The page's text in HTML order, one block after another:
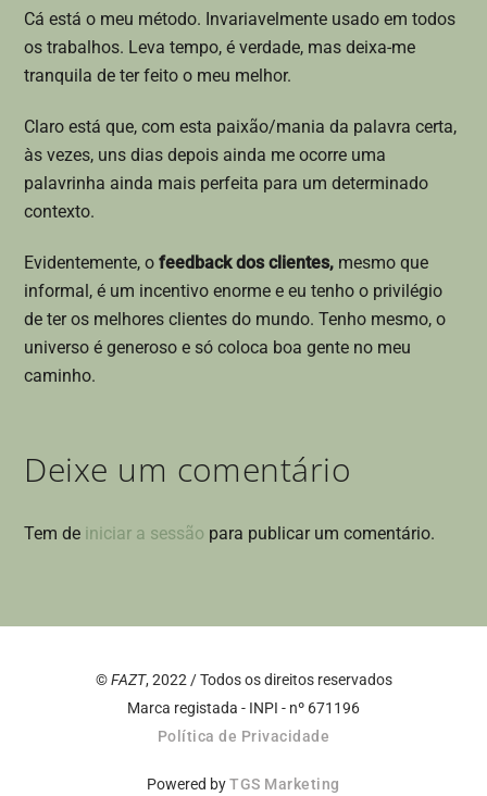
Cá está o meu método. Invariavelmente usado em todos
os trabalhos. Leva tempo, é verdade, mas deixa-me
tranquila de ter feito o meu melhor.
Claro está que, com esta paixão/mania da palavra certa,
às vezes, uns dias depois ainda me ocorre uma
palavrinha ainda mais perfeita para um determinado
contexto.
Evidentemente, ofeedback dos clientes, mesmo que
informal, é um incentivo enorme e eu tenho o privilégio
de ter os melhores clientes do mundo. Tenho mesmo, o
universo é generoso e só coloca boa gente no meu
caminho.
Deixe um comentário
Tem de iniciar a sessão para publicar um comentário.
To
Top
©FAZT, 2022 / Todos os direitos reservados
Marca registada - INPI - nº 671196
Política de Privacidade
Powered byTGS Marketing